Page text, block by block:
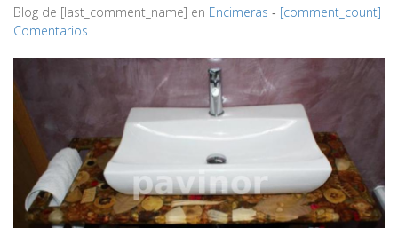
Blog de [last_comment_name] en Encimeras ‐ [comment_count]
Comentarios